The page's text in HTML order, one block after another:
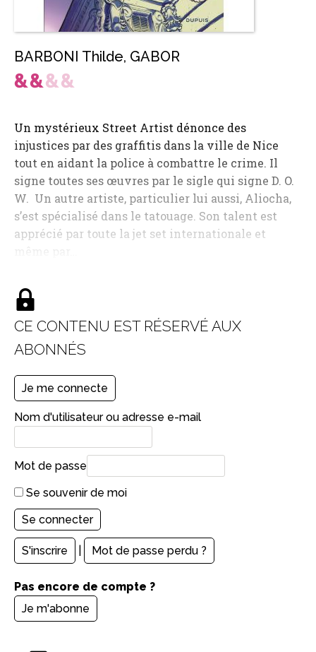
BARBONI Thilde, GABOR
Un mystérieux Street Artist dénonce des
injustices par des graffitis dans la ville de Nice
tout en aidant la police à combattre le crime. Il
signe toutes ses œuvres par le sigle qui signe D. O.
W. Un autre artiste, particulier lui aussi, Aliocha,
s’est spécialisé dans le tatouage. Son talent est
apprécié par toute la jet set internationale et
même par…
CE CONTENU EST RÉSERVÉ AUX
ABONNÉS
Je me connecte
Nom d'utilisateur ou adresse e-mail
Mot de passe
Se souvenir de moi
S'inscrire Mot de passe perdu ?
Pas encore de compte ?
Je m'abonne